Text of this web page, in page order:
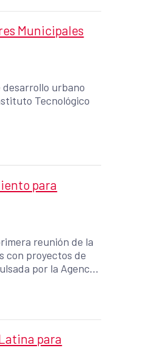
Municipales
desarrollo urbano
Tecnológico
para
reunión de la
con proyectos de
por la Agencia
para